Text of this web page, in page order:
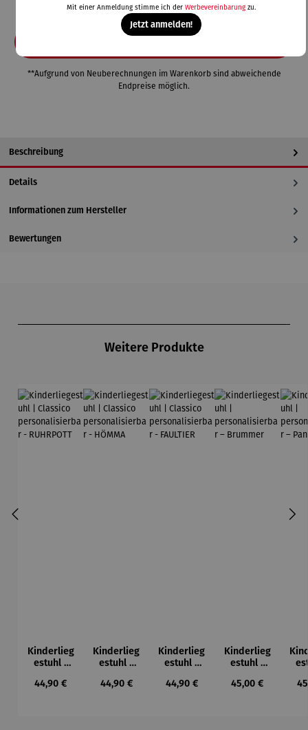
**Aufgrund von Neuberechnungen im Warenkorb sind abweichende
Endpreise möglich.
Beschreibung
Details
Informationen zum Hersteller
Bewertungen
Weitere Produkte
Kinderlieg
estuhl |
personalis
Regulärer Preis:
44,90 €
Kinderlieg
estuhl |
personalis
Regulärer Preis:
44,90 €
Kinderlieg
estuhl |
personalis
Regulärer Preis:
44,90 €
Kinderlieg
estuhl |
ierbar –
Regulärer Preis:
45,00 €
Mit einer Anmeldung stimme ich der Werbevereinbarungzu.
Jetzt anmelden!